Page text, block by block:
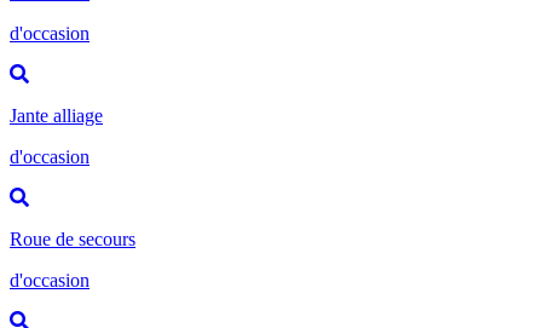
d'occasion
Jante alliage
d'occasion
Roue de secours
d'occasion